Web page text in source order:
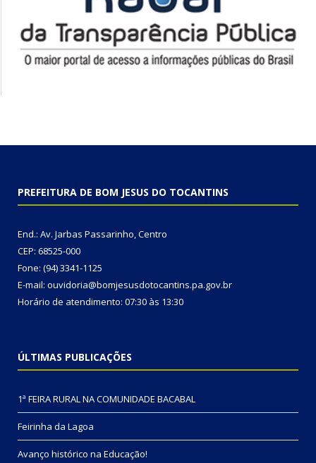
PREFEITURA DE BOM JESUS DO TOCANTINS
End.: Av. Jarbas Passarinho, Centro
CEP: 68525-000
Fone: (94) 3341-1125
E-mail: ouvidoria@bomjesusdotocantins.pa.gov.br
Horário de atendimento: 07:30 às 13:30
ÚLTIMAS PUBLICAÇÕES
1ª FEIRA RURAL NA COMUNIDADE BACABAL
Feirinha da Lagoa
Avanço histórico na Educação!